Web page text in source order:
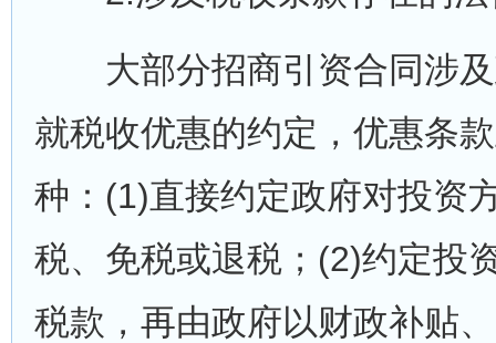
大部分招商引资合同涉及
就税收优惠的约定，优惠条
种：(1)直接约定政府对投资
税、免税或退税；(2)约定投
税款，再由政府以财政补贴